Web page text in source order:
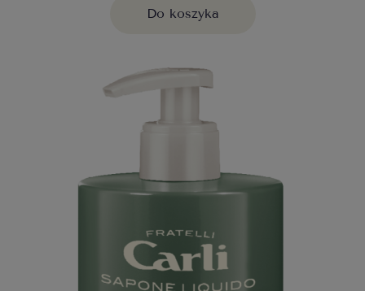
Do koszyka